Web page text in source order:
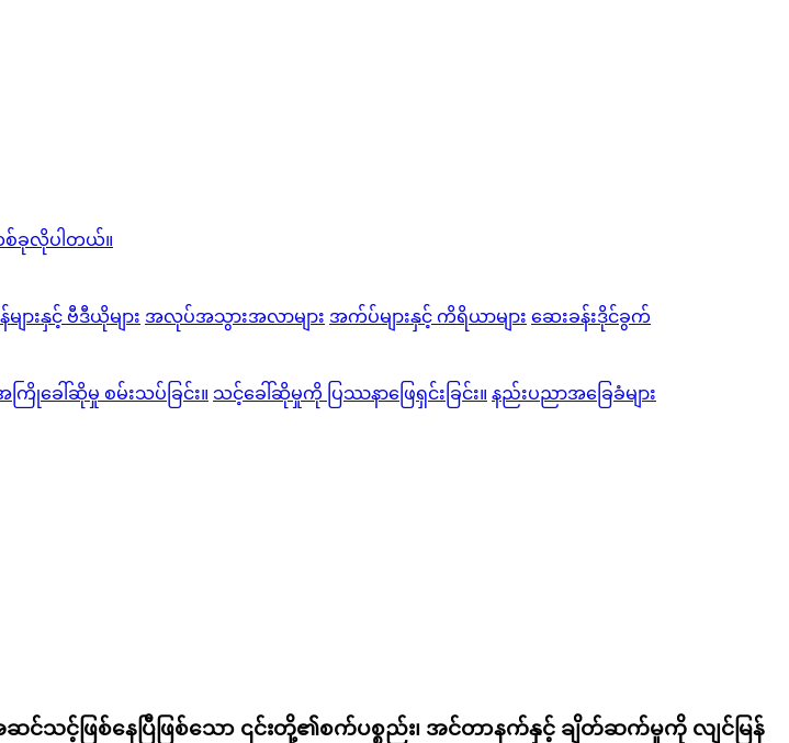
ခုလိုပါတယ်။
ျားနှင့် ဗီဒီယိုများ အလုပ်အသွားအလာများ အက်ပ်များနှင့် ကိရိယာများ ဆေးခန်းဒိုင်ခွက်
အကြိုခေါ်ဆိုမှု စမ်းသပ်ခြင်း။ သင့်ခေါ်ဆိုမှုကို ပြဿနာဖြေရှင်းခြင်း။ နည်းပညာအခြေခံများ
င့်ဖြစ်နေပြီဖြစ်သော ၎င်းတို့၏စက်ပစ္စည်း၊ အင်တာနက်နှင့် ချိတ်ဆက်မှုကို လျင်မြန်